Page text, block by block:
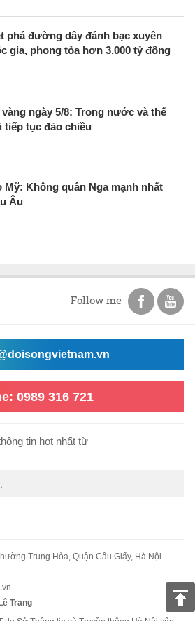
phá đường dây đánh bạc xuyên
gia, phong tỏa hơn 3.000 tỷ đồng
vàng ngày 5/8: Trong nước và thế
tiếp tục đảo chiều
Mỹ: Không quân Nga mạnh nhất
Âu
Follow me
0989 316 721
tin hot nhất từ
Trung Hòa, Quận Cầu Giấy, Hà Nội
Lê Trang